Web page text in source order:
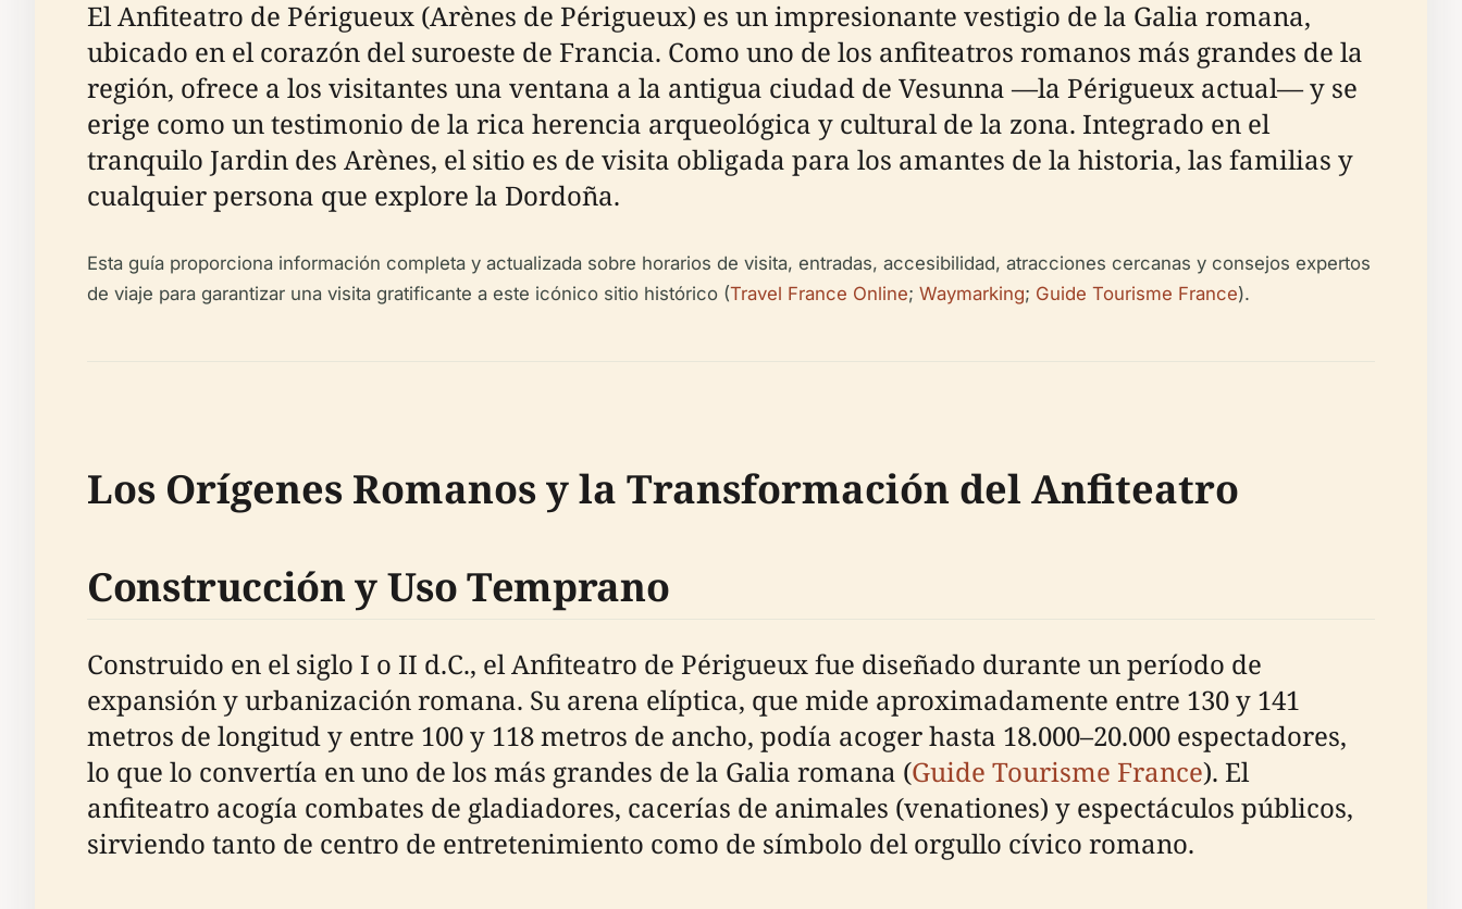
El Anfiteatro de Périgueux (Arènes de Périgueux) es un impresionante vestigio de la Galia romana,
ubicado en el corazón del suroeste de Francia. Como uno de los anfiteatros romanos más grandes de la
región, ofrece a los visitantes una ventana a la antigua ciudad de Vesunna —la Périgueux actual— y se
erige como un testimonio de la rica herencia arqueológica y cultural de la zona. Integrado en el
tranquilo Jardin des Arènes, el sitio es de visita obligada para los amantes de la historia, las familias y
cualquier persona que explore la Dordoña.
Esta guía proporciona información completa y actualizada sobre horarios de visita, entradas, accesibilidad, atracciones cercanas y consejos expertos
de viaje para garantizar una visita gratificante a este icónico sitio histórico (Travel France Online; Waymarking; Guide Tourisme France).
Los Orígenes Romanos y la Transformación del Anfiteatro
Construcción y Uso Temprano
Construido en el siglo I o II d.C., el Anfiteatro de Périgueux fue diseñado durante un período de
expansión y urbanización romana. Su arena elíptica, que mide aproximadamente entre 130 y 141
metros de longitud y entre 100 y 118 metros de ancho, podía acoger hasta 18.000–20.000 espectadores,
lo que lo convertía en uno de los más grandes de la Galia romana (Guide Tourisme France). El
anfiteatro acogía combates de gladiadores, cacerías de animales (venationes) y espectáculos públicos,
sirviendo tanto de centro de entretenimiento como de símbolo del orgullo cívico romano.